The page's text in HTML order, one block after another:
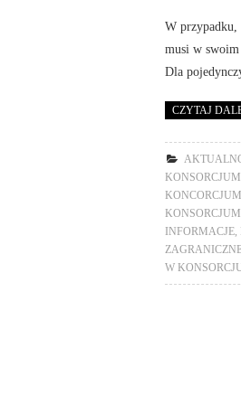
W przypadku,
musi w swoim
Dla
CZYTAJ
INFORMACJE
W